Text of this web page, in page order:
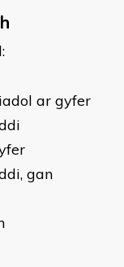
ar gyfer
gan